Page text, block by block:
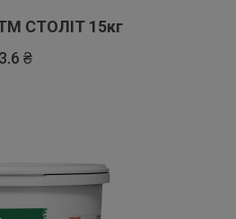
СТОЛІТ 15кг
₴